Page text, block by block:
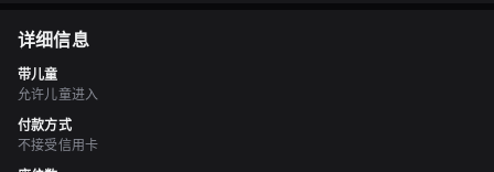
详细信息
带儿童
允许儿童进入
付款方式
不接受信用卡